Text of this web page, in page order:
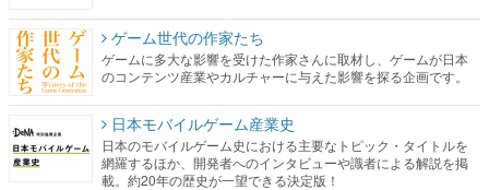
ゲーム世代の作家たち
ゲームに多大な影響を受けた作家さんに取材し、ゲームが日本
のコンテンツ産業やカルチャーに与えた影響を探る企画です。
日本モバイルゲーム産業史
日本のモバイルゲーム史における主要なトピック・タイトルを
網羅するほか、開発者へのインタビューや識者による解説を掲
載。約20年の歴史が一望できる決定版！